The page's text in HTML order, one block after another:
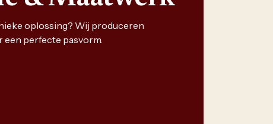
oplossing? Wij produceren
perfecte pasvorm.